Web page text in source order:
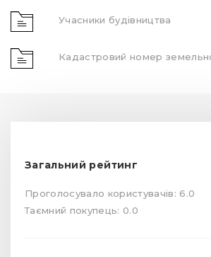
Учасники будівництва
Кадастровий номер
Загальний рейтинг
Проголосувало користувачів: 6.0
Таємний покупець: 0.0